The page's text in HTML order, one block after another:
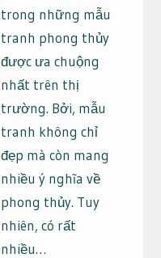
trong những mẫu
tranh phong thủy
được ưa chuộng
nhất trên thị
trường. Bởi, mẫu
tranh không chỉ
đẹp mà còn mang
nhiều ý nghĩa về
phong thủy. Tuy
nhiên, có rất
nhiều…